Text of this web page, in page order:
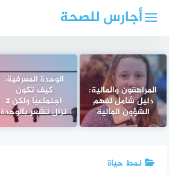
أجارس للصحة
المراهقون والمالية:
دليل شامل لفهم
الشؤون المالية
الوحدة المعرفية:
كيف تكون
اجتماعيًا ولكن لا
تزال تشعر بالوحدة
نمط حياة